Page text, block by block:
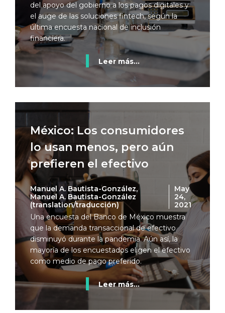
del apoyo del gobierno a los pagos digitales y
el auge de las soluciones fintech, según la
última encuesta nacional de inclusión
financiera.
Leer más...
México: Los consumidores
lo usan menos, pero aún
prefieren el efectivo
Manuel A. Bautista-González,
Manuel A. Bautista-González
(translation/traducción)
May
24,
2021
Una encuesta del Banco de México muestra
que la demanda transaccional de efectivo
disminuyó durante la pandemia. Aún así, la
mayoría de los encuestados eligen el efectivo
como medio de pago preferido.
Leer más...